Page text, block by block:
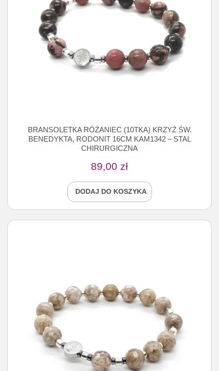
BRANSOLETKA RÓŻANIEC (10TKA) KRZYŻ ŚW.
BENEDYKTA, RODONIT 16CM KAM1342 – STAL
CHIRURGICZNA
89,00 zł
DODAJ DO KOSZYKA